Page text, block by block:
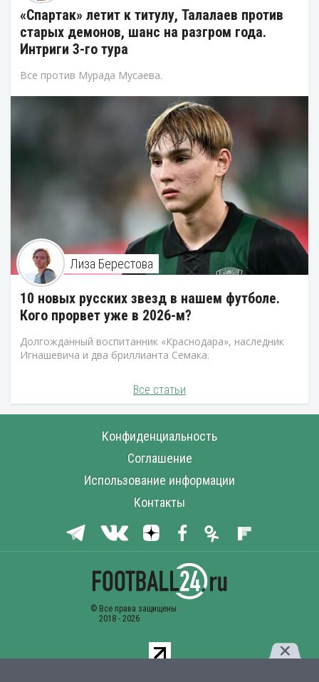
«Спартак» летит к титулу, Талалаев против
старых демонов, шанс на разгром года.
Интриги 3-го тура
Все против Мурада Мусаева.
Лиза Берестова
10 новых русских звезд в нашем футболе.
Кого прорвет уже в 2026-м?
Долгожданный воспитанник «Краснодара», наследник
Игнашевича и два бриллианта Семака.
Все статьи
Конфиденциальность
Соглашение
Использование информации
Контакты